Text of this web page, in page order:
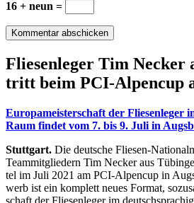
16 + neun =
Flie­sen­le­ger Tim Ne­cker
tritt beim PCI-Al­pen­cup
Eu­ro­pa­meis­ter­schaft der Flie­sen­le­ger
Raum fin­det vom 7. bis 9. Juli in
Stuttgart. Die deut­sche Flie­sen-
Team­mit­glie­dern Tim Ne­cker aus
tel im Juli 2021 am PCI-Al­pen­cup in
werb ist ein kom­plett neu­es For­mat,
schaft der Flie­sen­le­ger im